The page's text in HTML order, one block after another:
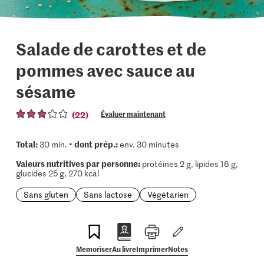
Salade de carottes et de
pommes avec sauce au
sésame
(22) Évaluer maintenant
Total:30 min. • dont prép.:env. 30 minutes
Valeurs nutritives par personne:protéines 2 g, lipides 16 g,
glucides 25 g, 270 kcal
Sans gluten
Sans lactose Végétarien
MemoriserAu livreImprimerNotes